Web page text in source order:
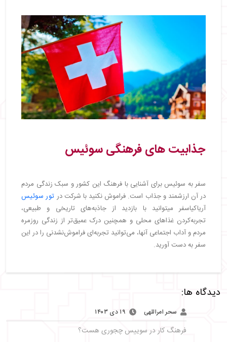
جذابیت‌ های فرهنگی سوئیس
سفر به سوئیس برای آشنایی با فرهنگ این کشور و سبک زندگی مردم
در آن ارزشمند و جذاب است. فراموش نکنید با شرکت در تور سوئیس
آریاکیاسفر میتوانید با بازدید از جاذبه‌های تاریخی و طبیعی،
تجربه‌کردن غذاهای محلی و همچنین درک عمیق‌تر از زندگی روزمره
مردم و آداب اجتماعی آنها، می‌توانید تجربه‌ای فراموش‌نشدنی را در این
سفر به دست آورید.
دیدگاه ها:
سحر امراللهی ۱۹ دی ۱۴۰۳
فرهنگ کار در سوییس چجوری هست؟